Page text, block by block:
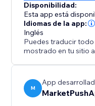
Disponibilidad:
Esta app está
Idiomas de la app:
Inglés
Puedes traducir
mostrado en tu sitio
M
App